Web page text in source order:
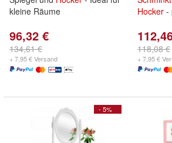
kleine Räume
96,32 €
134,61 €
+ 7,95 € Versand
Hocker -
118,08 €
+ 7,95 €
- 5%